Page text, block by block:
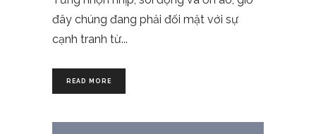
đây chúng đang phải đối mặt với sự
cạnh tranh từ
READ MORE